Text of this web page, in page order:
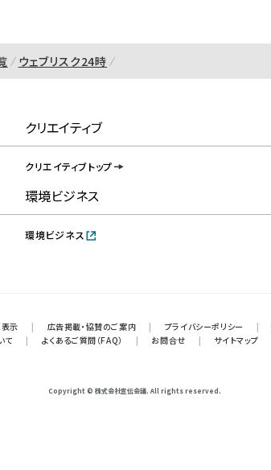
ウェブリスク24時
クリエイティブ
クリエイティブトップ
環境ビジネス
環境ビジネス
示 | 広告掲載・協賛のご案内 | プライバシーポリシー |
て | よくあるご質問（FAQ） | お問合せ | サイトマップ
Copyright © 株式会社宣伝会議. All rights reserved.